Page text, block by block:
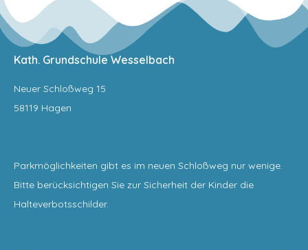
Kath. Grundschule Wesselbach
Neuer Schloßweg 15
58119 Hagen
Parkmöglichkeiten gibt es im neuen Schloßweg nur wenige.
Bitte berücksichtigen Sie zur Sicherheit der Kinder die
Halteverbotsschilder.